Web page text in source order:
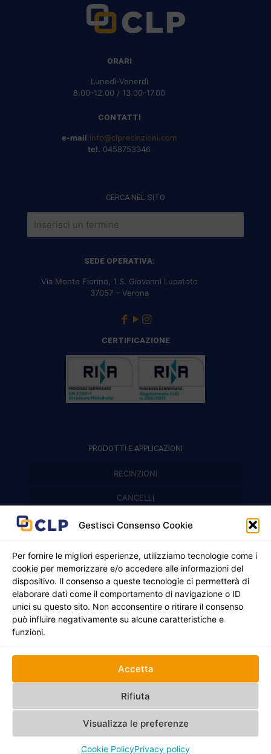
Gestisci Consenso Cookie
Per fornire le migliori esperienze, utilizziamo tecnologie come i
cookie per memorizzare e/o accedere alle informazioni del
dispositivo. Il consenso a queste tecnologie ci permetterà di
elaborare dati come il comportamento di navigazione o ID
unici su questo sito. Non acconsentire o ritirare il consenso
può influire negativamente su alcune caratteristiche e
funzioni.
Accetta
Rifiuta
Visualizza le preferenze
Cookie PolicyPrivacy policy
ORARI
Lunedì-Venerdì
8.00-12.00 / 13.00-17.00
CONTATTI
e-mail info@clprecinzioni.com
tel. 0458753346
CERCA NEL SITO
SEDE OPERATIVA:
Via Monte Fiorino, 1 S. Giovanni Lupatoto
37057 – Verona
CERTIFICAZIONE
PRODOTTI E APPLICAZIONI
RECINZIONI
Recinzioni modulari
Recinzioni a pannelli
CANCELLI
Cancelli prefabbricati
Cancelli in ferro battuto
Cancelli a due ante
Cancelli scorrevoli
APPLICAZIONI
Griglie e chiusini
Inferriate
Nicchie per gas ed elettricità
© 2021 - 2026 CLP SRLS All Rights Reserved.
CF e P. IVA 05130250235 | Sede legale Via Alessandro
Credits:Creativart
CANCELLI